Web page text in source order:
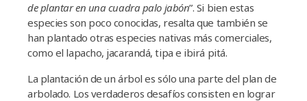
de plantar en una cuadra palo jabón”. Si bien estas
especies son poco conocidas, resalta que también se
han plantado otras especies nativas más comerciales,
como el lapacho, jacarandá, tipa e ibirá pitá.
La plantación de un árbol es sólo una parte del plan de
arbolado. Los verdaderos desafíos consisten en lograr